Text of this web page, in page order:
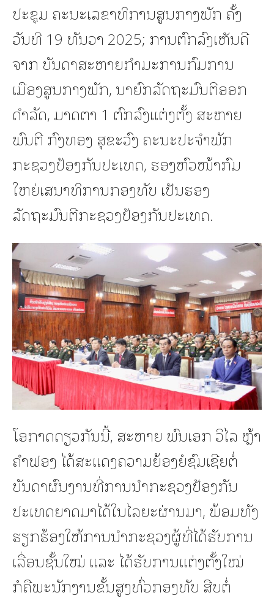
ປະຊຸມ ຄະນະເລຂາທິການສູນກາງພັກ ຄັ້ງ
ວັນທີ 19 ທັນວາ 2025; ການຕົກລົງເຫັນດີ
ຈາກ ບັນດາສະຫາຍກຳມະການກົມການ
ເມືອງສູນກາງພັກ, ນາຍົກລັດຖະມົນຕີອອກ
ດຳລັດ, ມາດຕາ 1 ຕົກລົງແຕ່ງຕັ້ງ ສະຫາຍ
ພົນຕີ ກົງທອງ ສຸຂະວົງ ຄະນະປະຈຳພັກ
ກະຊວງປ້ອງກັນປະເທດ, ຮອງຫົວໜ້າກົມ
ໃຫຍ່ເສນາທິການກອງທັບ ເປັນຮອງ
ລັດຖະມົນຕີກະຊວງປ້ອງກັນປະເທດ.
ໂອກາດດຽວກັນນີ້, ສະຫາຍ ພົນເອກ ວິໄລ ຫຼ້າ
ຄຳຟອງ ໄດ້ສະແດງຄວາມຍ້ອງຍໍຊົມເຊີຍຕໍ່
ບັນດາຜົນງານທີ່ການນໍາກະຊວງປ້ອງກັນ
ປະເທດຍາດມາໄດ້ໃນໄລຍະຜ່ານມາ, ພ້ອມທັງ
ຮຽກຮ້ອງໃຫ້ການນໍາກະຊວງຜູ້ທີ່ໄດ້ຮັບການ
ເລື່ອນຊັ້ນໃໝ່ ເເລະ ໄດ້ຮັບການເເຕ່ງຕັ້ງໃໝ່
ກໍຄືພະນັກງານຂັ້ນສູງທົ່ວກອງທັບ ສືບຕໍ່